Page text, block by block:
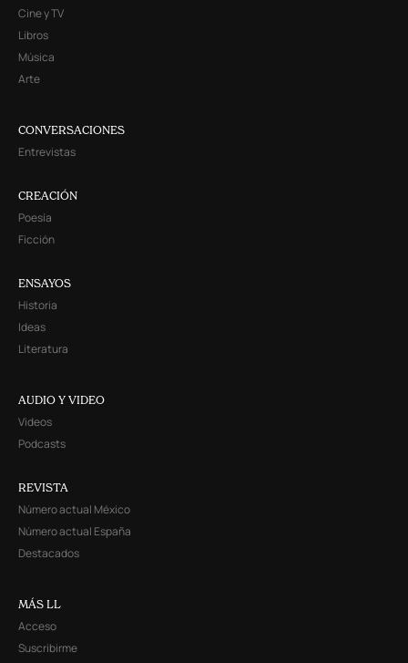
Cine y TV
Libros
Música
Arte
CONVERSACIONES
Entrevistas
CREACIÓN
Poesía
Ficción
ENSAYOS
Historia
Ideas
Literatura
AUDIO Y VIDEO
Videos
Podcasts
REVISTA
Número actual México
Número actual España
Destacados
MÁS LL
Acceso
Suscribirme